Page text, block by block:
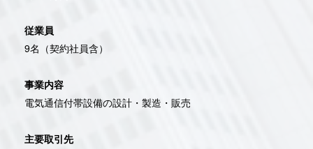
従業員
9名（契約社員含）
事業内容
電気通信付帯設備の設計・製造・販売
主要取引先